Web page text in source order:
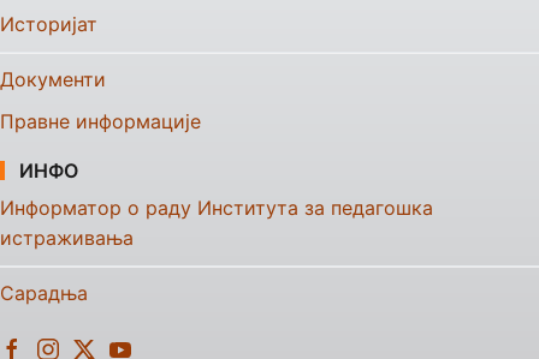
Историјат
Документи
Правне информације
ИНФО
Информатор о раду Института за педагошка
истраживања
Сарадња